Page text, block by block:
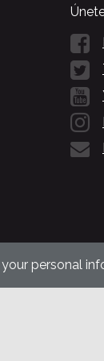
personal